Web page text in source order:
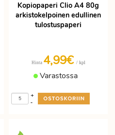
Kopiopaperi Clio A4 80g
arkistokelpoinen edullinen
tulostuspaperi
Hinta 4,99€ / kpl
Varastossa
-
+